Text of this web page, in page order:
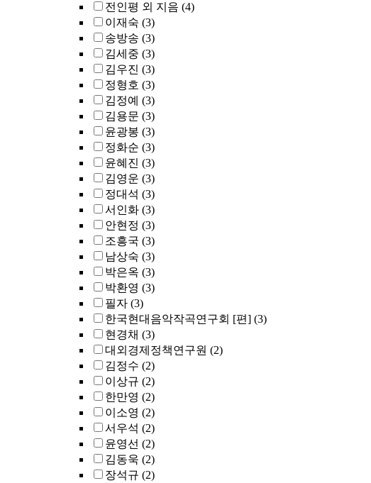
전인평 외 지음 (4)
이재숙 (3)
송방송 (3)
김세중 (3)
김우진 (3)
정형호 (3)
김정예 (3)
김용문 (3)
윤광봉 (3)
정화순 (3)
윤혜진 (3)
김영운 (3)
정대석 (3)
서인화 (3)
안현정 (3)
조흥국 (3)
남상숙 (3)
박은옥 (3)
박환영 (3)
필자 (3)
한국현대음악작곡연구회 [편] (3)
현경채 (3)
대외경제정책연구원 (2)
김정수 (2)
이상규 (2)
한만영 (2)
이소영 (2)
서우석 (2)
윤영선 (2)
김동욱 (2)
장석규 (2)